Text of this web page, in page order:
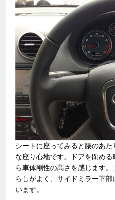
シートに座ってみると腰のあ
な座り心地です。ドアを閉め
ら車体剛性の高さを感じます
らしがよく、サイドミラー下
います。